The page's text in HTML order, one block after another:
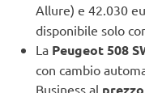
Allure) e 42.030
disponibile solo
La Peugeot 508
con cambio
Business al